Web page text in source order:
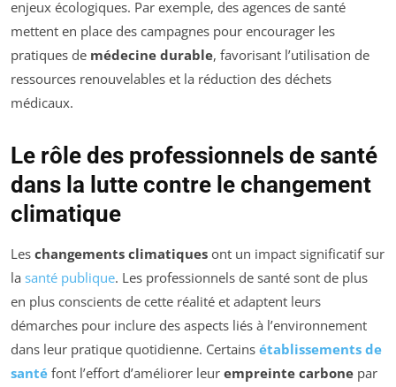
enjeux écologiques. Par exemple, des agences de santé
mettent en place des campagnes pour encourager les
pratiques de médecine durable, favorisant l’utilisation de
ressources renouvelables et la réduction des déchets
médicaux.
Le rôle des professionnels de santé
dans la lutte contre le changement
climatique
Les changements climatiques ont un impact significatif sur
la santé publique. Les professionnels de santé sont de plus
en plus conscients de cette réalité et adaptent leurs
démarches pour inclure des aspects liés à l’environnement
dans leur pratique quotidienne. Certains établissements de
santé font l’effort d’améliorer leur empreinte carbone par